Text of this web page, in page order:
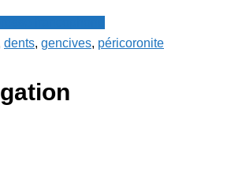
dents, gencives, péricoronite